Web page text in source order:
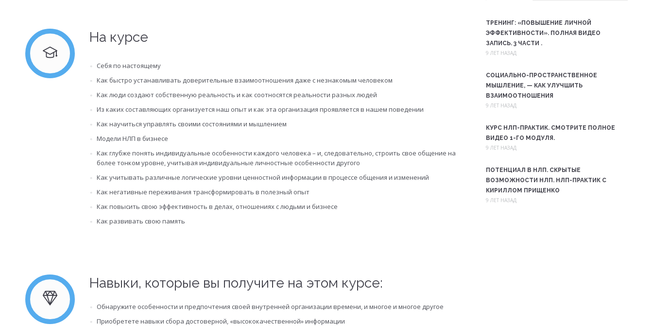
На курсе
Себя по настоящему
Как быстро устанавливать доверительные взаимоотношения даже с незнакомым человеком
Как люди создают собственную реальность и как соотносятся реальности разных людей
Из каких составляющих организуется наш опыт и как эта организация проявляется в нашем поведении
Как научиться управлять своими состояниями и мышлением
Модели НЛП в бизнесе
Как глубже понять индивидуальные особенности каждого человека – и, следовательно, строить свое общение на
более тонком уровне, учитывая индивидуальные личностные особенности другого
Как учитывать различные логические уровни ценностной информации в процессе общения и изменений
Как негативные переживания трансформировать в полезный опыт
Как повысить свою эффективность в делах, отношениях с людьми и бизнесе
Как развивать свою память
Навыки, которые вы получите на этом курсе:
Обнаружите особенности и предпочтения своей внутренней организации времени, и многое и многое другое
Приобретете навыки сбора достоверной, «высококачественной» информации
ТРЕНИНГ: «ПОВЫШЕНИЕ ЛИЧНОЙ
ЭФФЕКТИВНОСТИ». ПОЛНАЯ ВИДЕО
ЗАПИСЬ. 3 ЧАСТИ .
9 ЛЕТ НАЗАД
СОЦИАЛЬНО-ПРОСТРАНСТВЕННОЕ
МЫШЛЕНИЕ, — КАК УЛУЧШИТЬ
ВЗАИМООТНОШЕНИЯ
9 ЛЕТ НАЗАД
КУРС НЛП-ПРАКТИК. СМОТРИТЕ ПОЛНОЕ
ВИДЕО 1-ГО МОДУЛЯ.
9 ЛЕТ НАЗАД
ПОТЕНЦИАЛ В НЛП. СКРЫТЫЕ
ВОЗМОЖНОСТИ НЛП. НЛП-ПРАКТИК С
КИРИЛЛОМ ПРИЩЕНКО
9 ЛЕТ НАЗАД